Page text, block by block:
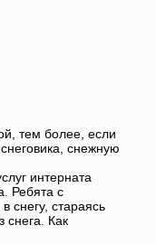
тем более, если
снежную
интерната
Ребята с
снегу, стараясь
снега. Как